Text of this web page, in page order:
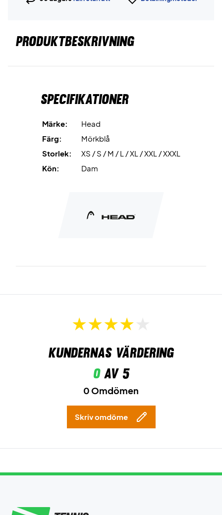
PRODUKTBESKRIVNING
Specifikationer
Märke:
Head
Färg:
Mörkblå
Storlek:
XS / S / M / L / XL / XXL / XXXL
Kön:
Dam
Kundernas värdering
0av 5
0 Omdömen
Skriv omdöme